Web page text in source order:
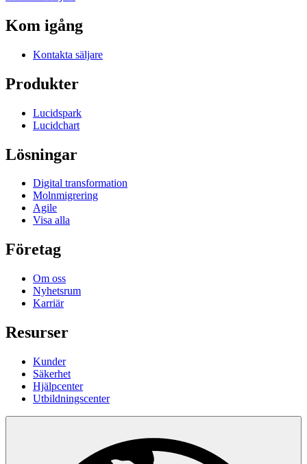
Kom igång
Kontakta säljare
Produkter
Lucidspark
Lucidchart
Lösningar
Digital transformation
Molnmigrering
Agile
Visa alla
Företag
Om oss
Nyhetsrum
Karriär
Resurser
Kunder
Säkerhet
Hjälpcenter
Utbildningscenter